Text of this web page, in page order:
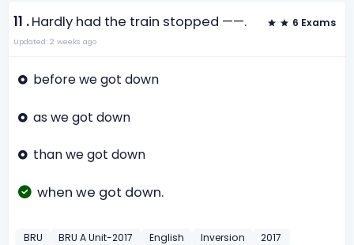
11 .Hardly had the train stopped ——. 6 Exams
Updated: 2 weeks ago
before we got down
as we got down
than we got down
when we got down.
BRU BRU A Unit-2017 English Inversion 2017